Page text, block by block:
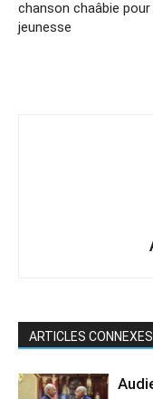
chanson chaâbie pour
jeunesse
ARTICLES CONNEXES